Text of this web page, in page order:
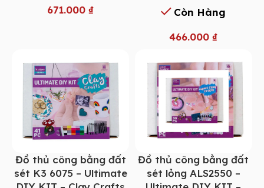
671.000 ₫
Còn Hàng
466.000₫
Đồ thủ công bằng đất
sét K3 6075 – Ultimate
Đồ thủ công bằng đất
sét lỏng ALS2550 –